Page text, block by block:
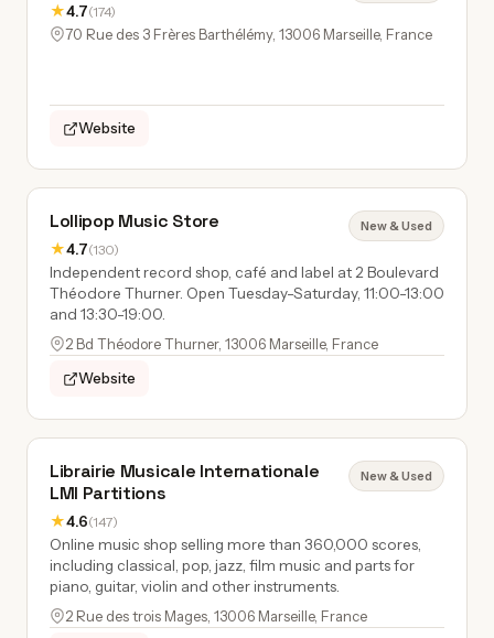
★4.7(174)
70 Rue des 3 Frères Barthélémy, 13006 Marseille, France
Website
Lollipop Music Store
★4.7(130)
New & Used
Independent record shop, café and label at 2 Boulevard
Théodore Thurner. Open Tuesday-Saturday, 11:00-13:00
and 13:30-19:00.
2 Bd Théodore Thurner, 13006 Marseille, France
Website
Librairie Musicale Internationale
LMI Partitions
★4.6(147)
New & Used
Online music shop selling more than 360,000 scores,
including classical, pop, jazz, film music and parts for
piano, guitar, violin and other instruments.
2 Rue des trois Mages, 13006 Marseille, France